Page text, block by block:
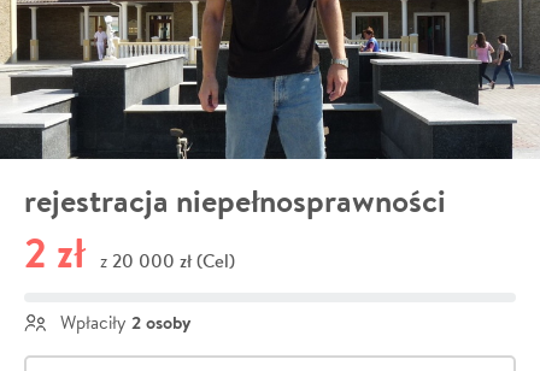
rejestracja niepełnosprawności
2 zł z 20 000 zł (Cel)
Wpłaciły 2 osoby